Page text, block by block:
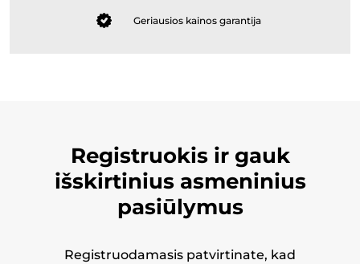
Geriausios kainos garantija
Registruokis ir gauk
išskirtinius asmeninius
pasiūlymus
Registruodamasis patvirtinate, kad